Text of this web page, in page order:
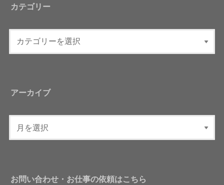
カテゴリー
アーカイブ
お問い合わせ・お仕事の依頼はこちら